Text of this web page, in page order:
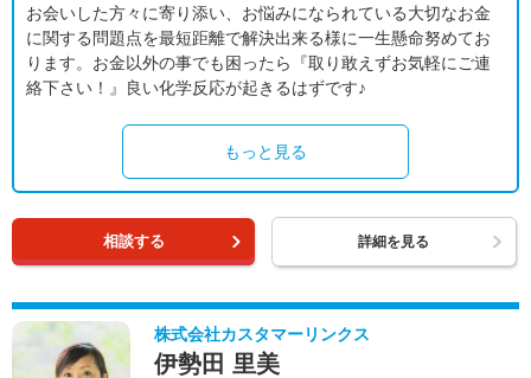
お会いした方々に寄り添い、お悩みになられている大切なお金
に関する問題点を最短距離で解決出来る様に一生懸命努めてお
ります。お金以外の事でも困ったら『取り敢えずお気軽にご連
絡下さい！』良い化学反応が起きるはずです♪
もっと見る
相談する 詳細を見る
株式会社カスタマーリンクス
伊勢田 里美